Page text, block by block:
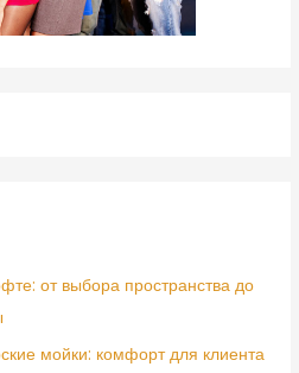
от выбора пространства до
мойки: комфорт для клиента